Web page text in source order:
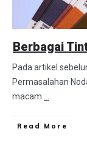
Berbagai
Pada artikel
Permasalahan
macam ...
Read More